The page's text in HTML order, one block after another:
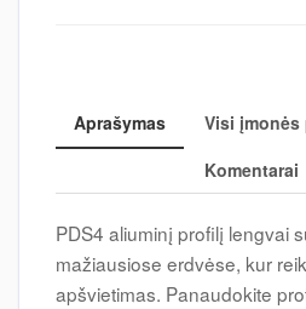
Aprašymas
Visi
Komentarai
PDS4 aliuminį profilį lengvai
mažiausiose erdvėse, kur
apšvietimas. Panaudokite